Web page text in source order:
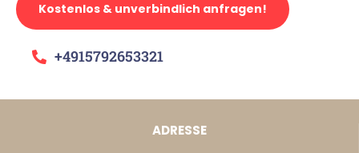
Kostenlos & unverbindlich anfragen!
+4915792653321
ADRESSE